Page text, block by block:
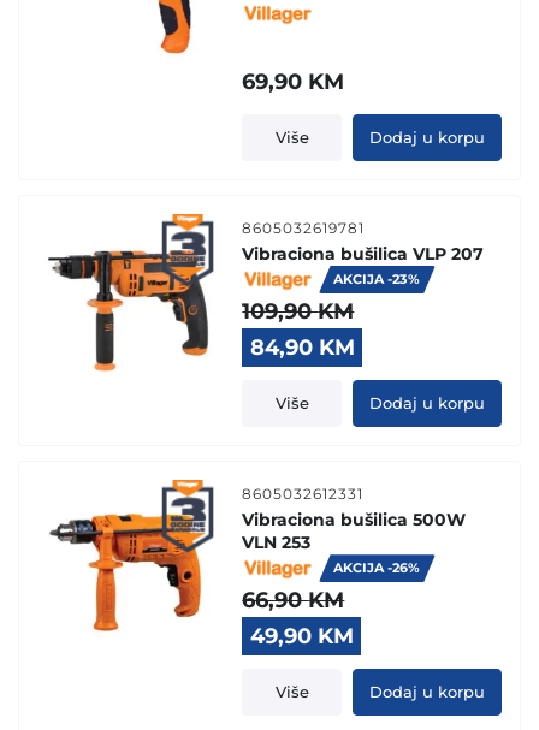
69,90 KM
Više Dodaj u korpu
8605032619781
Vibraciona bušilica VLP 207
AKCIJA -23%
109,90KM
Original
price
was:
109,90 KM.
84,90 KM
price
is:
84,90 KM.
Više Dodaj u korpu
8605032612331
Vibraciona bušilica 500W
VLN 253
AKCIJA -26%
66,90KM
Original
price
was:
49,90 KM
price
is:
49,90 KM.
Više Dodaj u korpu